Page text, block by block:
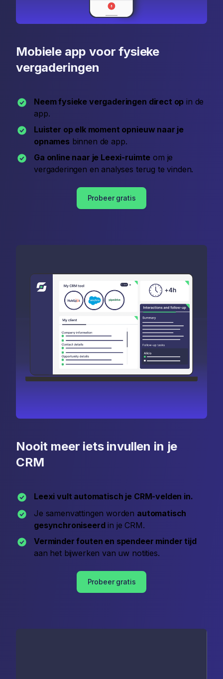
Mobiele app voor fysieke
vergaderingen
Neem fysieke vergaderingen direct op in de
app.
Luister op elk moment opnieuw naar je
opnamesbinnen de app.
Ga online naar je Leexi-ruimte om je
vergaderingen en analyses terug te vinden.
Probeer gratis
Nooit meer iets invullen in je
CRM
Leexi vult automatisch je CRM-velden in.
Je samenvattingen worden automatisch
gesynchroniseerdin je CRM.
Verminder fouten en spendeer minder tijd
aan het bijwerken van uw notities.
Probeer gratis